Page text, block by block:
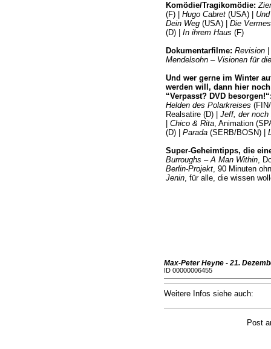
Komödie/Tragikomödie:
(F) | Hugo Cabret(USA) |
Dein Weg(USA) | Die
(D) | In ihrem Haus (F)
Dokumentarfilme: Revision|
Mendelsohn – Visionen für
Und wer gerne im Winter
werden will, dann hier
“Verpasst? DVD
Helden des Polarkreises
Realsatire (D) | Jeff, der noch
Chico & Rita, Animation
(D) | Parada(SERB/BOSN) |
Super-Geheimtipps, die
Burroughs – A Man Within,
Berlin-Projekt, 90 Minuten
Jenin, für alle, die wissen
Max-Peter Heyne - 21.
ID 00000006455
Weitere Infos siehe auch:
Post